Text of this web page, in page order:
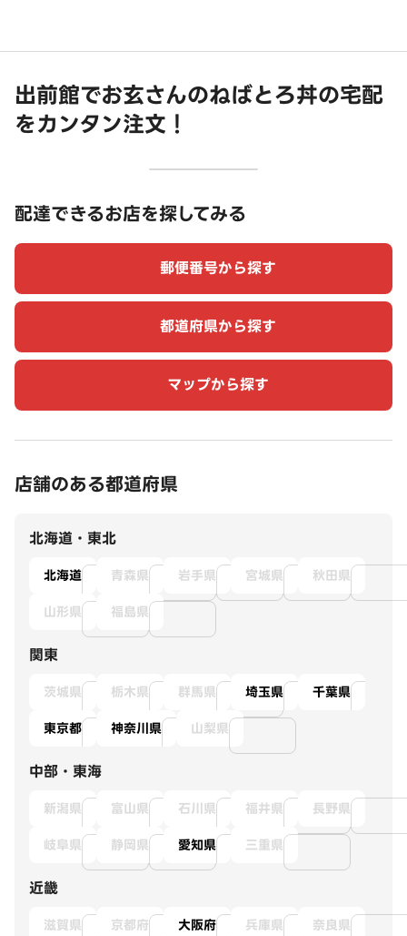
出前館でお玄さんのねばとろ丼の宅配
をカンタン注文！
配達できるお店を探してみる
郵便番号から探す
都道府県から探す
マップから探す
店舗のある都道府県
北海道・東北
北海道 青森県 岩手県 宮城県
秋田県
山形県
福島県
関東
茨城県 栃木県 群馬県 埼玉県
千葉県
東京都
神奈川県 山梨県
中部・東海
新潟県 富山県 石川県 福井県
長野県
岐阜県
静岡県 愛知県 三重県
近畿
滋賀県 京都府 大阪府 兵庫県
奈良県